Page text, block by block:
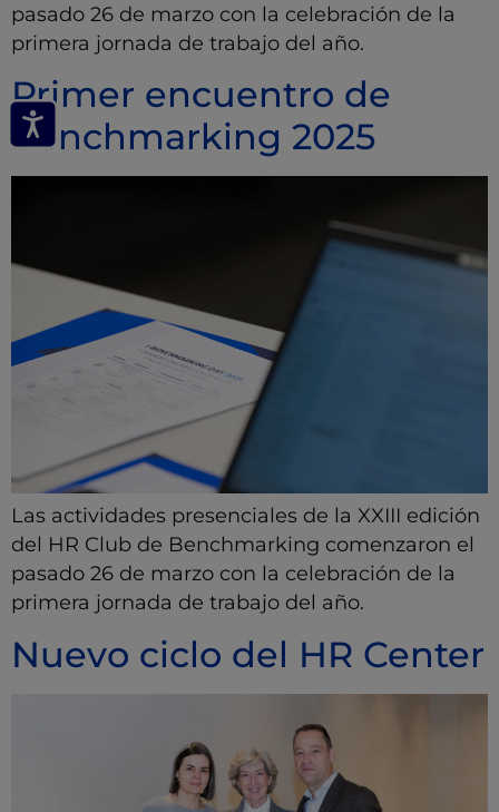
pasado 26 de marzo con la celebración de la
primera jornada de trabajo del año.
Primer encuentro de
benchmarking 2025
Las actividades presenciales de la XXIII edición
del HR Club de Benchmarking comenzaron el
pasado 26 de marzo con la celebración de la
primera jornada de trabajo del año.
Nuevo ciclo del HR Center